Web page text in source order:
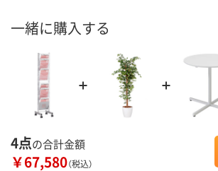
一緒に購入する
4点の合計金額
￥67,580（税込）